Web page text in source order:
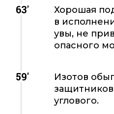
63'
Хорошая
в
увы, не
опасного
59'
Изотов
углового.